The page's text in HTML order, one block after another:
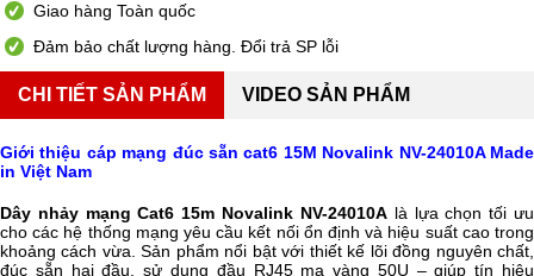
Giao hàng Toàn quốc
Đảm bảo chất lượng hàng. Đổi trả SP lỗi
CHI TIẾT SẢN PHẨM VIDEO SẢN PHẨM
Giới thiệu cáp mạng đúc sẵn cat6 15M Novalink NV-24010A Made
in Việt Nam
Dây nhảy mạng Cat6 15m Novalink NV-24010Alà lựa chọn tối ưu
cho các hệ thống mạng yêu cầu kết nối ổn định và hiệu suất cao trong
khoảng cách vừa. Sản phẩm nổi bật với thiết kế lõi đồng nguyên chất,
đúc sẵn hai đầu, sử dụng đầu RJ45 mạ vàng 50U – giúp tín hiệu